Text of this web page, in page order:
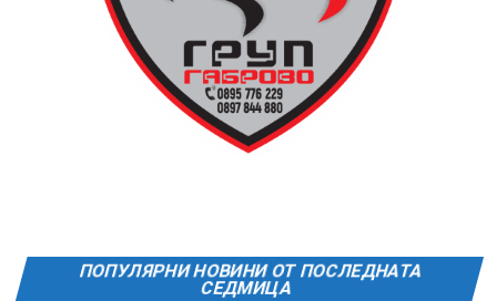
13 АВГУСТ (четвъртък)
19:00ч Групова тренировка с Йоанна Петрова от
20:00ч. Куиз вечер за обща култура
21:30ч. Прожекция на филма “Брънч за начинаещи”
Ще бъде хубаво – не някога и някъде, а тук и сега!
ПОПУЛЯРНИ НОВИНИ ОТ ПОСЛЕДНАТА
СЕДМИЦА